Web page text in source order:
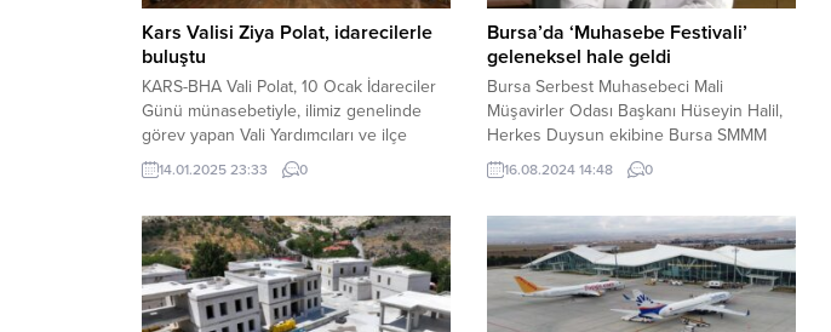
Kars Valisi Ziya Polat, idarecilerle
buluştu
KARS-BHA Vali Polat, 10 Ocak İdareciler
Günü münasebetiyle, ilimiz genelinde
görev yapan Vali Yardımcıları ve ilçe
Kaymakamlarının günlerini kutlayarak,
mülki idare amirlerine görevlerinde
14.01.2025 23:33 0
Bursa’da ‘Muhasebe Festivali’
geleneksel hale geldi
Bursa Serbest Muhasebeci Mali
Müşavirler Odası Başkanı Hüseyin Halil,
Herkes Duysun ekibine Bursa SMMM
Odası Muhasebe Fest ile ilgili bilgi verdi.
BURSA (İGFA) – Bursa SMMM Odası
her yıl, mesleğin sıkıcı olan havasından
uzaklaşmak ve mesleğe ve geleceğe
ilişkin daha rahat ortamlarda konuşmak
adın, seçim döneminde...
16.08.2024 14:48 0